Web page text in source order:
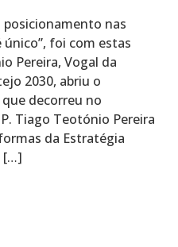
posicionamento nas
foi com estas
Pereira, Vogal da
2030, abriu o
decorreu no
Tiago Teotónio Pereira
da Estratégia
[…]